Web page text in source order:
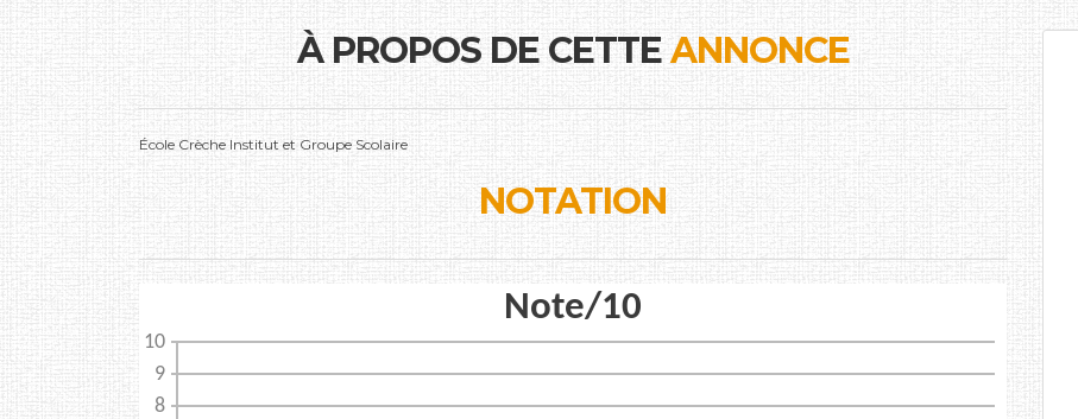
À PROPOS DE CETTEANNONCE
École Crèche Institut et Groupe Scolaire
NOTATION